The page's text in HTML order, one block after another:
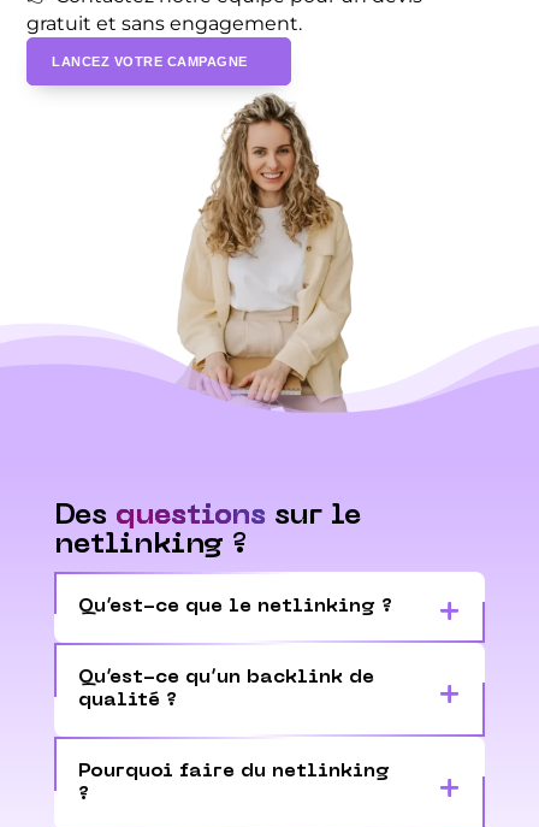
gratuit et sans engagement.
LANCEZ VOTRE CAMPAGNE
Des questions sur le
netlinking ?
Qu’est-ce que le netlinking ?
Qu’est-ce qu’un backlink de
qualité ?
Pourquoi faire du netlinking
?